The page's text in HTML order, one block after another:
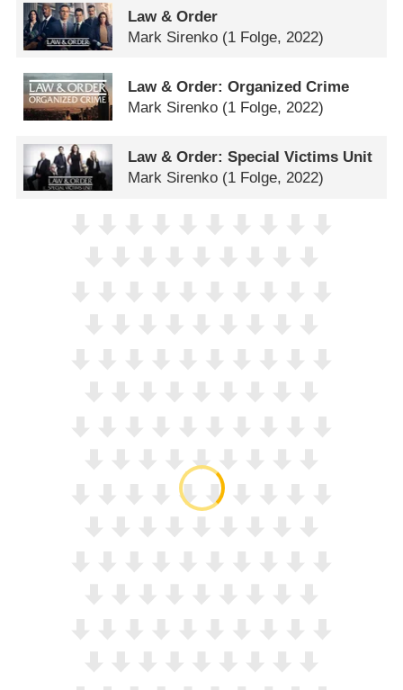
Law & Order
Mark Sirenko (1 Folge, 2022)
Law & Order: Organized Crime
Mark Sirenko (1 Folge, 2022)
Law & Order: Special Victims Unit
Mark Sirenko (1 Folge, 2022)